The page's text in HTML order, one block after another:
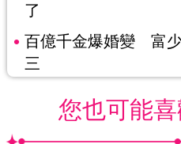
了
百億千金爆婚變 富
三
您也可能